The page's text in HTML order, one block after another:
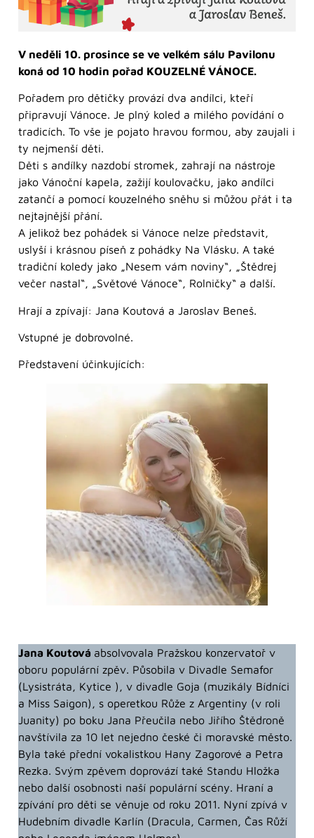
V neděli 10. prosince se ve velkém sálu Pavilonu
koná od 10 hodin pořad KOUZELNÉ VÁNOCE.
Pořadem pro dětičky provází dva andílci, kteří
připravují Vánoce. Je plný koled a milého povídání o
tradicích. To vše je pojato hravou formou, aby zaujali i
ty nejmenší děti.
Děti s andílky nazdobí stromek, zahrají na nástroje
jako Vánoční kapela, zažijí koulovačku, jako andílci
zatančí a pomocí kouzelného sněhu si můžou přát i ta
nejtajnější přání.
A jelikož bez pohádek si Vánoce nelze představit,
uslyší i krásnou píseň z pohádky Na Vlásku. A také
tradiční koledy jako „Nesem vám noviny“, „Štědrej
večer nastal“, „Světové Vánoce“, Rolničky“ a další.
Hrají a zpívají: Jana Koutová a Jaroslav Beneš.
Vstupné je dobrovolné.
Představení účinkujících:
Jana Koutová absolvovala Pražskou konzervatoř v
oboru populární zpěv. Působila v Divadle Semafor
(Lysistráta, Kytice ), v divadle Goja (muzikály Bídníci
a Miss Saigon), s operetkou Růže z Argentiny (v roli
Juanity) po boku Jana Přeučila nebo Jiřího Štědroně
navštívila za 10 let nejedno české či moravské město.
Byla také přední vokalistkou Hany Zagorové a Petra
Rezka. Svým zpěvem doprovází také Standu Hložka
nebo další osobnosti naší populární scény. Hraní a
zpívání pro děti se věnuje od roku 2011. Nyní zpívá v
Hudebním divadle Karlín (Dracula, Carmen, Čas Růží